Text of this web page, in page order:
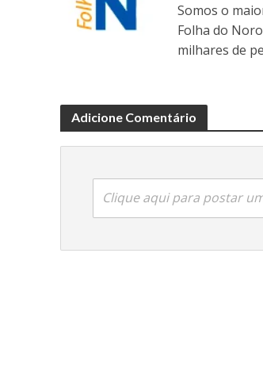
Somos o
Folha do
milhares de
Adicione Comentário
Clique aqui para postar